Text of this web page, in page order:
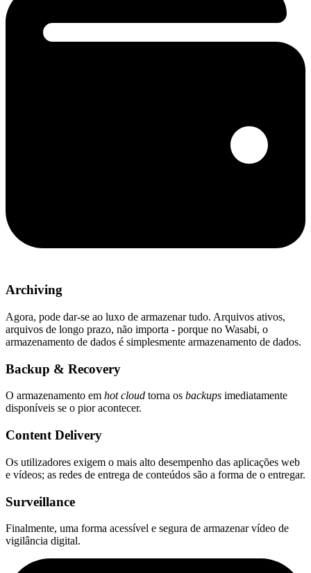
Archiving
Agora, pode dar-se ao luxo de armazenar tudo. Arquivos ativos,
arquivos de longo prazo, não importa - porque no Wasabi, o
armazenamento de dados é simplesmente armazenamento de dados.
Backup & Recovery
O armazenamento em hot cloud torna os backups imediatamente
disponíveis se o pior acontecer.
Content Delivery
Os utilizadores exigem o mais alto desempenho das aplicações web
e vídeos; as redes de entrega de conteúdos são a forma de o entregar.
Surveillance
Finalmente, uma forma acessível e segura de armazenar vídeo de
vigilância digital.